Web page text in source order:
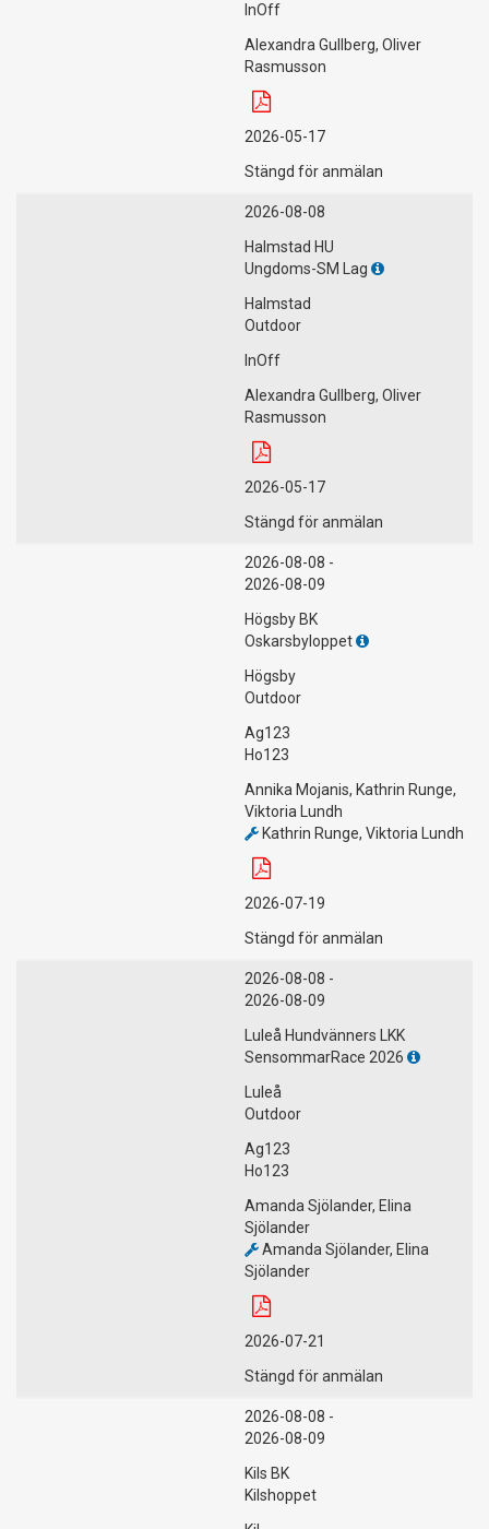
InOff
Alexandra Gullberg, Oliver
Rasmusson
2026-05-17
Stängd för anmälan
2026-08-08
Halmstad HU
Ungdoms-SM Lag
Halmstad
Outdoor
InOff
Alexandra Gullberg, Oliver
Rasmusson
2026-05-17
Stängd för anmälan
2026-08-08 -
2026-08-09
Högsby BK
Oskarsbyloppet
Högsby
Outdoor
Ag123
Ho123
Annika Mojanis, Kathrin Runge,
Viktoria Lundh
Kathrin Runge, Viktoria Lundh
2026-07-19
Stängd för anmälan
2026-08-08 -
2026-08-09
Luleå Hundvänners LKK
SensommarRace 2026
Luleå
Outdoor
Ag123
Ho123
Amanda Sjölander, Elina
Sjölander
Amanda Sjölander, Elina
Sjölander
2026-07-21
Stängd för anmälan
2026-08-08 -
2026-08-09
Kils BK
Kilshoppet